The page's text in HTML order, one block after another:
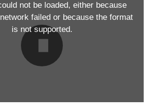
not be loaded, either because
failed or because the format
is not supported.